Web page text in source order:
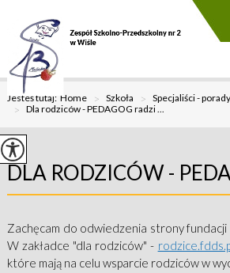
Jesteś tutaj: Home > Szkoła > Specjaliści -
> Dla rodziców - PEDAGOG radzi ...
DLA RODZICÓW -
Zachęcam do odwiedzenia strony fundacji
W zakładce "dla rodziców" -
które mają na celu wsparcie rodziców w